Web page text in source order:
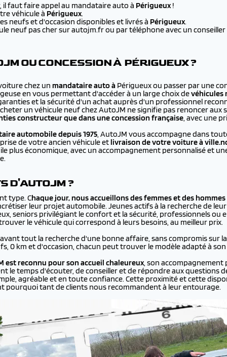
faut faire appel au mandataire auto à Périgueux !
véhicule à Périgueux.
neufs et d'occasion disponibles et livrés à Périgueux.
neuf pas cher sur autojm.fr ou par téléphone avec un conseiller
OU CONCESSION À PÉRIGUEUX ?
chez un mandataire auto à Périgueux ou passer par une
en vous permettant d'accéder à un large choix devéhicules
et la sécurité d'un achat auprès d'un professionnel
un véhicule neuf chez AutoJM ne signifie pas renoncer
constructeur que dans une concession française, avec une
automobile depuis 1975, AutoJM vous accompagne dans
de votre ancien véhicule etlivraison de votre voiture à
plus économique, avec un accompagnement personnalisé et
D'AUTOJM ?
type. Chaque jour, nous accueillons des femmes et des
leur projet automobile. Jeunes actifs à la recherche de
seniors privilégiant le confort et la sécurité, professionnels ou
le véhicule qui correspond à leurs besoins, au meilleur prix.
tout la recherche d'une bonne affaire, sans compromis sur
0 km et d'occasion, chacun peut trouver le modèle adapté à
est reconnu pour son accueil chaleureux, son
le temps d'écouter, de conseiller et de répondre aux questions
agréable et en toute confiance. Cette proximité et cette
pourquoi tant de clients nous recommandent à leur entourage.